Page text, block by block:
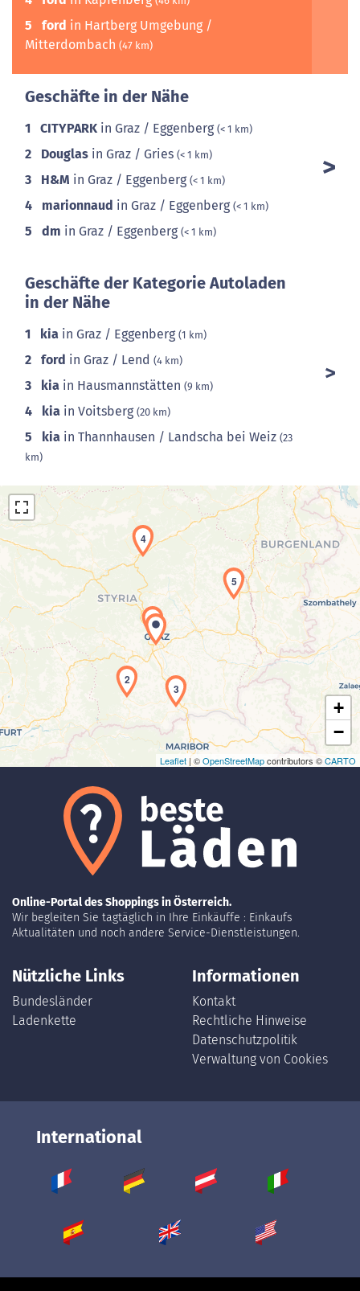
5 ford in Hartberg Umgebung /
Mitterdombach (47 km)
Geschäfte in der Nähe
1 CITYPARK in Graz / Eggenberg (< 1 km)
2 Douglas in Graz / Gries (< 1 km)
3 H&M in Graz / Eggenberg (< 1 km)
4 marionnaud in Graz / Eggenberg (< 1 km)
5 dm in Graz / Eggenberg (< 1 km)
Geschäfte der Kategorie Autoladen
in der Nähe
1 kia in Graz / Eggenberg (1 km)
2 ford in Graz / Lend (4 km)
3 kia in Hausmannstätten (9 km)
4 kia in Voitsberg (20 km)
5 kia in Thannhausen / Landscha bei Weiz (23
km)
Laden der Karte...
1
2
3
4
5
+
−
Leaflet| ©OpenStreetMapcontributors ©CARTO
Online-Portal des Shoppings in Österreich.
Wir begleiten Sie tagtäglich in Ihre Einkäuffe : Einkaufs
Aktualitäten und noch andere Service-Dienstleistungen.
Nützliche Links
Bundesländer
Ladenkette
Informationen
Kontakt
Rechtliche Hinweise
Datenschutzpolitik
Verwaltung von Cookies
International